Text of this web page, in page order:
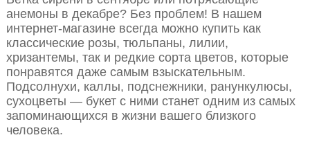
анемоны в декабре? Без проблем! В нашем
интернет-магазине всегда можно купить как
классические розы, тюльпаны, лилии,
хризантемы, так и редкие сорта цветов, которые
понравятся даже самым взыскательным.
Подсолнухи, каллы, подснежники, ранункулюсы,
сухоцветы — букет с ними станет одним из самых
запоминающихся в жизни вашего близкого
человека.